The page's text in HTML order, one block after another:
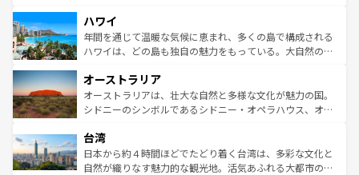
ば市内交通費無料で観光を楽しむこともできる。 なお、新
着のスイス情報はコンテンツ一覧 を参照してほしい。
のような巨大都市は、観光、ショッピング、エンターテイ
ンメントが詰まった刺激的なスポットだ。一方、アメリカ
西部には大自然が広がり、グランドキャニオンやイエロー
部のニューオーリンズでは、音楽と美食が融合した独特の
文化が魅力。旅行者はアメリカの各地域で異なる魅力を楽
しみながら、その多様性と豊かな歴史を感じることができ
ならではの贅沢な旅のスタイルだ。 なお、新着のアメリカ
情報はコンテンツ一覧を参照してほしい。
ハワイ
年間を通じて温暖な気候に恵まれ、多くの島で構成される
ハワイは、どの島も独自の魅力をもっている。大自然の神
ワイ島は見逃せない。また、定番の観光地といえばオアフ
島だが、静かな自然を求めるならマウイ島やカウアイ島が
おすすめ。エメラルドグリーンに輝く海をはじめ、豊かな
れるおもてなしの心で訪れる人々を迎えてくれるハワイの
人々、おいしいローカルフードやハワイアンミュージッ
ク、伝統的なフラダンスなど、すべてがハワイの魅力を彩
オーストラリア
オーストラリアは、壮大な自然と多様な文化が魅力の国。
シドニーのシンボルであるシドニー・オペラハウス、オー
リアリーフや大陸中央部にそびえるウルル（エアーズロッ
ク）、タスマニアの美しい原生林やケアンズの熱帯雨林な
ど、見どころがたくさん。また、カフェやワイン、オージ
台湾
日本から約４時間ほどでたどり着く台湾は、多彩な文化と
自然が織りなす魅力的な観光地。活気あふれる大都市の台